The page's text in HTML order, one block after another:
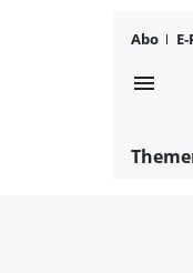
Abo
menu